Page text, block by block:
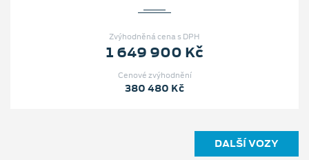
Zvýhodněná cena s DPH
1 649 900 Kč
Cenové zvýhodnění
380 480 Kč
DALŠÍ VOZY